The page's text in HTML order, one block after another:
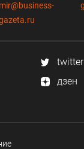
mir@business-
twitter
дзен